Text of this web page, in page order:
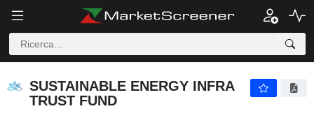
SUSTAINABLE ENERGY INFRA
TRUST FUND